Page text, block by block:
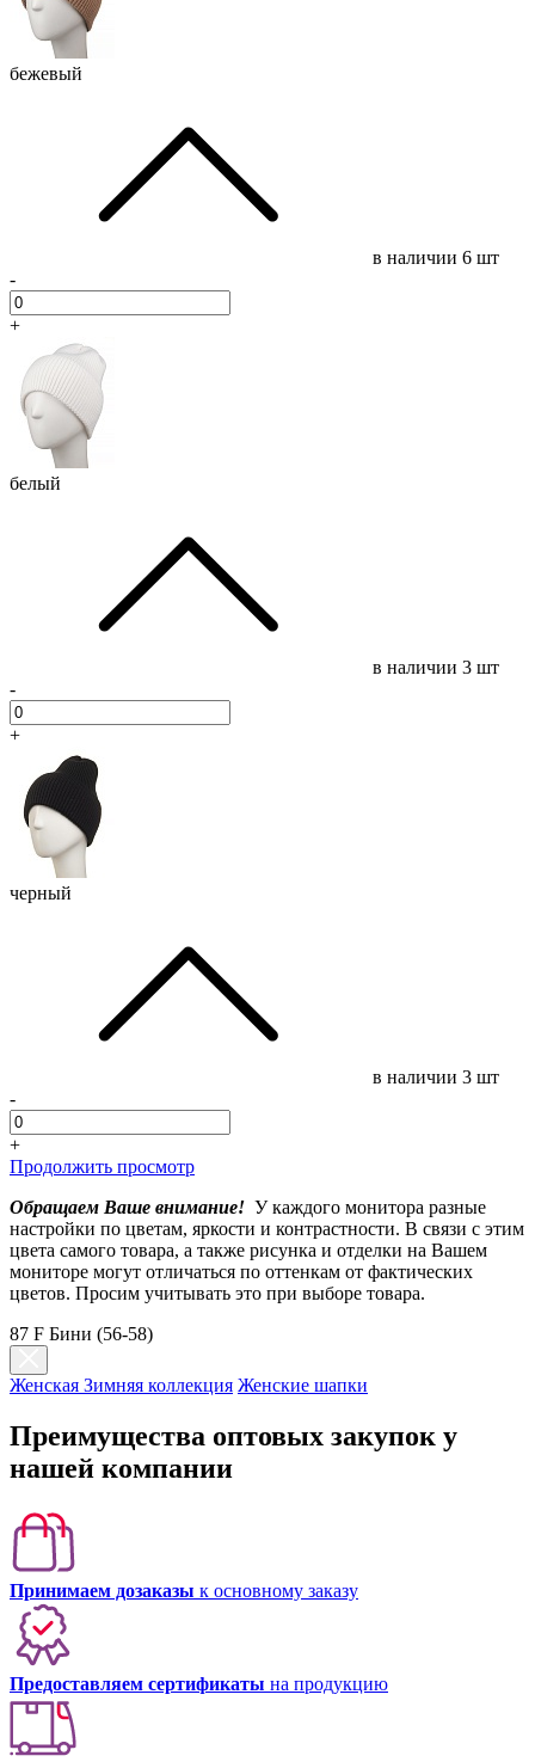
бежевый
в наличии 6 шт
-
+
белый
в наличии 3 шт
-
+
черный
в наличии 3 шт
-
+
Продолжить просмотр
Обращаем Ваше внимание! У каждого монитора разные
настройки по цветам, яркости и контрастности. В связи с этим
цвета самого товара, а также рисунка и отделки на Вашем
мониторе могут отличаться по оттенкам от фактических
цветов. Просим учитывать это при выборе товара.
87 F Бини (56-58)
Женская Зимняя коллекция Женские шапки
Преимущества оптовых закупок у
нашей компании
Принимаем дозаказы к основному заказу
Предоставляем сертификаты на продукцию